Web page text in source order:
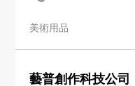
美術用品
藝普創作科技公司